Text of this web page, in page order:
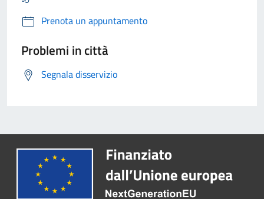
Prenota un appuntamento
Problemi in città
Segnala disservizio